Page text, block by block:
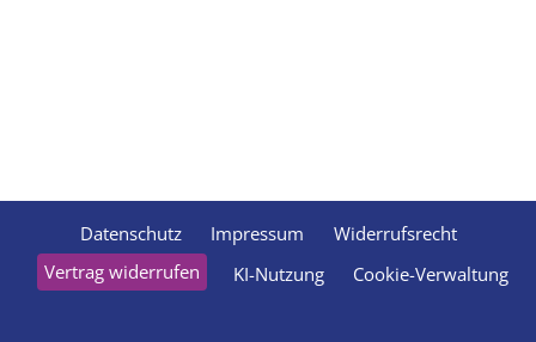
Datenschutz Impressum
Widerrufsrecht
Vertrag widerrufen
KI-Nutzung Cookie-Verwaltung